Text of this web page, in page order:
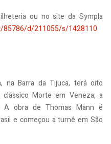
ou no site da Sympla
85786/d/211055/s/1428110
na Barra da Tijuca, terá oito
Morte em Veneza, a
A obra de Thomas Mann é
e começou a turnê em São